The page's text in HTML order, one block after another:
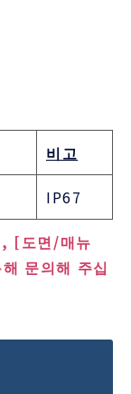
비고
IP67
[도면/매뉴
문의해 주십